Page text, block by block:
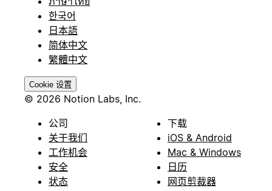
한국어
日本語
简体中文
繁體中文
Cookie 设置
© 2026 Notion Labs, Inc.
公司
关于我们
工作机会
安全
状态
下载
iOS & Android
Mac & Windows
日历
网页剪裁器